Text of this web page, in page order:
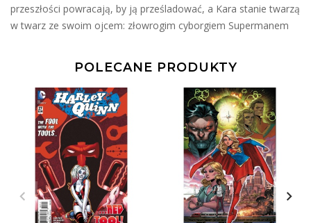
przeszłości powracają, by ją prześladować, a Kara stanie twarzą
w twarz ze swoim ojcem: złowrogim cyborgiem Supermanem
POLECANE PRODUKTY